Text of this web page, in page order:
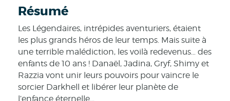
Résumé
Les Légendaires, intrépides aventuriers, étaient
les plus grands héros de leur temps. Mais suite à
une terrible malédiction, les voilà redevenus… des
enfants de 10 ans ! Danaël, Jadina, Gryf, Shimy et
Razzia vont unir leurs pouvoirs pour vaincre le
sorcier Darkhell et libérer leur planète de
l’enfance éternelle…